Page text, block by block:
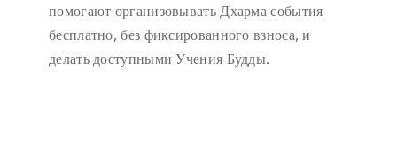
помогают организовывать Дхарма события
бесплатно, без фиксированного взноса, и
делать доступными Учения Будды.